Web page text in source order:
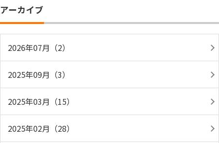
アーカイブ
2026年07月（2）
2025年09月（3）
2025年03月（15）
2025年02月（28）